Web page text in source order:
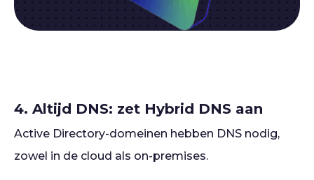
4. Altijd DNS: zet Hybrid DNS aan
Active Directory-domeinen hebben DNS nodig,
zowel in de cloud als on-premises.